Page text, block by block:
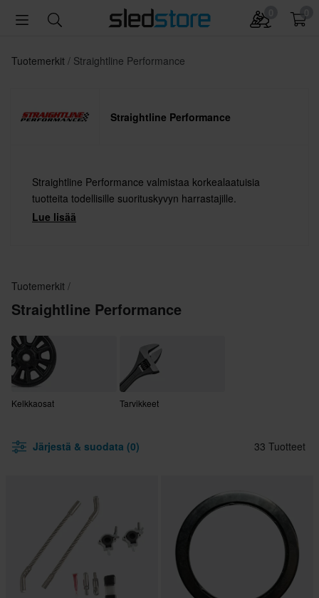
Tuotemerkit Straightline Performance
Straightline Performance
Straightline Performance valmistaa korkealaatuisia
tuotteita todellisille suorituskyvyn harrastajille.
Lue lisää
Tuotemerkit
Straightline Performance
Kelkkaosat Tarvikkeet
Järjestä & suodata (0) 33 Tuotteet